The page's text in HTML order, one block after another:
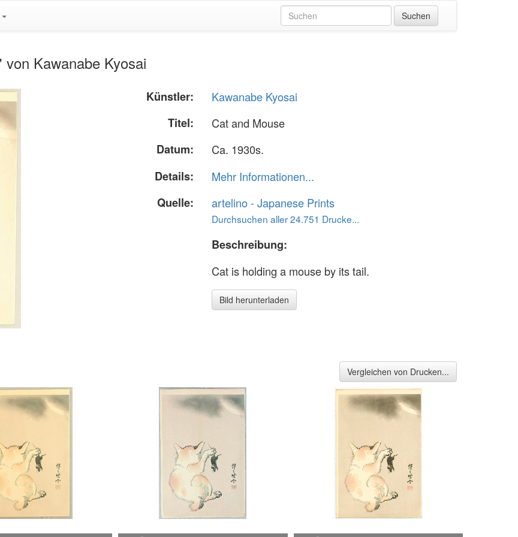
Kawanabe Kyosai
Künstler:
Kawanabe Kyosai
Titel:
Cat and Mouse
Datum:
Ca. 1930s.
Details:
Mehr Informationen...
Quelle:
artelino - Japanese Prints
Durchsuchen aller 24.751 Drucke...
Beschreibung:
Cat is holding a mouse by its tail.
Bild herunterladen
Vergleichen von Drucken...